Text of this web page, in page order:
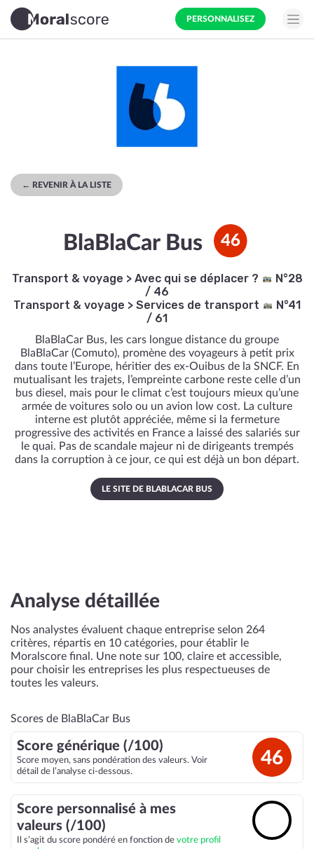
PERSONNALISEZ
← REVENIR À LA LISTE
BlaBlaCar Bus 46
Transport & voyage > Avec qui se déplacer ?
N°28
/ 46
Transport & voyage > Services de transport
N°41
/ 61
BlaBlaCar Bus, les cars longue distance du groupe
BlaBlaCar (Comuto), promène des voyageurs à petit prix
dans toute l’Europe, héritier des ex-Ouibus de la SNCF. En
mutualisant les trajets, l’empreinte carbone reste celle d’un
bus diesel, mais pour le climat c’est toujours mieux qu’une
armée de voitures solo ou un avion low cost. La culture
interne est plutôt appréciée, même si la fermeture
progressive des activités en France a laissé des salariés sur
le quai. Pas de scandale majeur ni de dirigeants trempés
dans la corruption à ce jour, ce qui est déjà un bon départ.
LE SITE DE BLABLACAR BUS
Analyse détaillée
Nos analystes évaluent chaque entreprise selon 264
critères, répartis en 10 catégories, pour établir le
Moralscore final. Une note sur 100, claire et accessible,
pour choisir les entreprises les plus respectueuses de
toutes les valeurs.
Scores de BlaBlaCar Bus
Score générique (/100)
Score moyen, sans pondération des valeurs. Voir
détail de l’analyse ci-dessous.
46
Score personnalisé à mes
valeurs (/100)
Il s’agit du score pondéré en fonction de votre profil